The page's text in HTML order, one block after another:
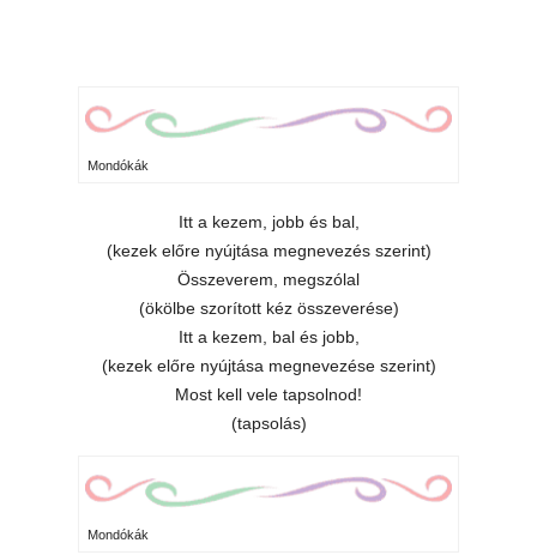
Mondókák
Itt a kezem, jobb és bal,
(kezek előre nyújtása megnevezés szerint)
Összeverem, megszólal
(ökölbe szorított kéz összeverése)
Itt a kezem, bal és jobb,
(kezek előre nyújtása megnevezése szerint)
Most kell vele tapsolnod!
(tapsolás)
Mondókák